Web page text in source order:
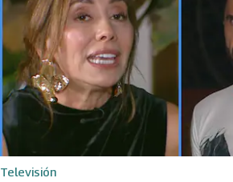
Televisión